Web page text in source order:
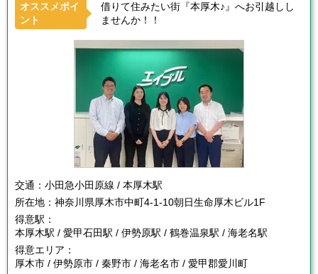
オススメポイ
ント
借りて住みたい街『本厚木♪』へお引越しし
ませんか！！
交通： 小田急小田原線 / 本厚木駅
所在地： 神奈川県厚木市中町4-1-10朝日生命厚木ビル1F
得意駅：
本厚木駅 / 愛甲石田駅 / 伊勢原駅 / 鶴巻温泉駅 / 海老名駅
得意エリア：
厚木市 / 伊勢原市 / 秦野市 / 海老名市 / 愛甲郡愛川町